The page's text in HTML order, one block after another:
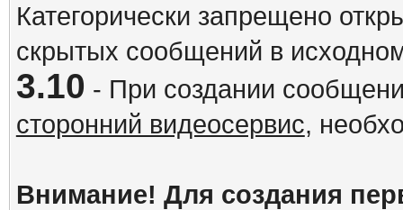
Категорически запрещено
скрытых сообщений в
3.10 - При создании
сторонний видеосервис,
Внимание! Для создания